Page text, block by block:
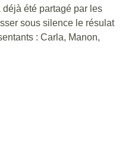
déjà été partagé par les
sous silence le résulat
: Carla, Manon,